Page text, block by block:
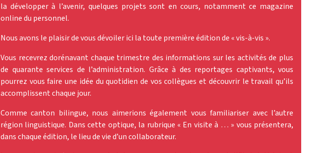
la développer à l’avenir, quelques projets sont en cours, notamment ce magazine
online du personnel.
Nous avons le plaisir de vous dévoiler ici la toute première édition de « vis-à-vis ».
Vous recevrez dorénavant chaque trimestre des informations sur les activités de plus
de quarante services de l’administration. Grâce à des reportages captivants, vous
pourrez vous faire une idée du quotidien de vos collègues et découvrir le travail qu’ils
accomplissent chaque jour.
Comme canton bilingue, nous aimerions également vous familiariser avec l’autre
région linguistique. Dans cette optique, la rubrique « En visite à … » vous présentera,
dans chaque édition, le lieu de vie d’un collaborateur.